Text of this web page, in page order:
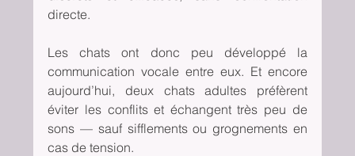
directe.
Les chats ont donc peu développé la
communication vocale entre eux. Et encore
aujourd’hui, deux chats adultes préfèrent
éviter les conflits et échangent très peu de
sons — sauf sifflements ou grognements en
cas de tension.